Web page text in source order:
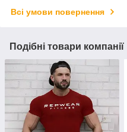
Всі умови повернення
Подібні товари компанії